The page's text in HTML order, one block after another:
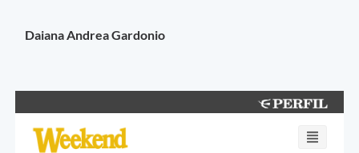
Daiana Andrea Gardonio